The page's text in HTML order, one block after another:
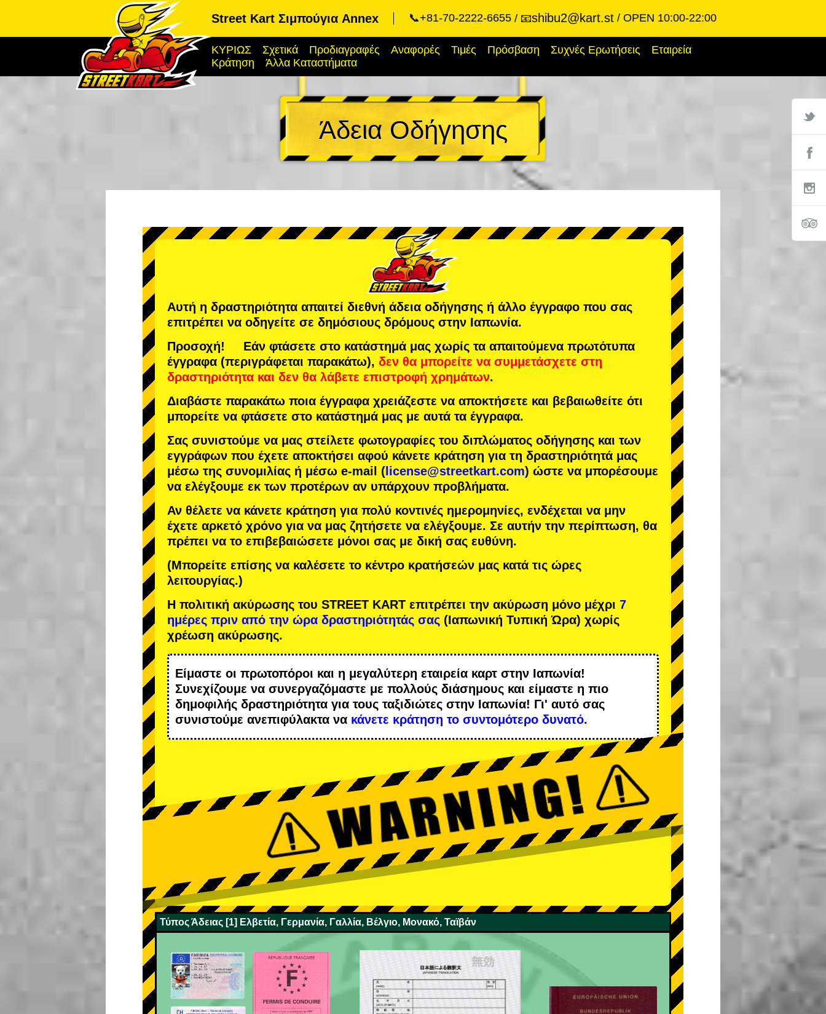
Street Kart Σιμπούγια Annex 📞+81-70-2222-6655 📧shibu2@kart.st OPEN 10:00-22:00
ΚΥΡΙΩΣ Σχετικά Προδιαγραφές Αναφορές Τιμές Πρόσβαση Συχνές Ερωτήσεις
Εταιρεία
Κράτηση
Άλλα Καταστήματα
Άδεια Οδήγησης
Αυτή η δραστηριότητα απαιτεί διεθνή άδεια οδήγησης ή άλλο έγγραφο που σας
επιτρέπει να οδηγείτε σε δημόσιους δρόμους στην Ιαπωνία.
Προσοχή! Εάν φτάσετε στο κατάστημά μας χωρίς τα απαιτούμενα πρωτότυπα
έγγραφα (περιγράφεται παρακάτω), δεν θα μπορείτε να συμμετάσχετε στη
δραστηριότητα και δεν θα λάβετε επιστροφή χρημάτων.
Διαβάστε παρακάτω ποια έγγραφα χρειάζεστε να αποκτήσετε και βεβαιωθείτε ότι
μπορείτε να φτάσετε στο κατάστημά μας με αυτά τα έγγραφα.
Σας συνιστούμε να μας στείλετε φωτογραφίες του διπλώματος οδήγησης και των
εγγράφων που έχετε αποκτήσει αφού κάνετε κράτηση για τη δραστηριότητά μας
μέσω της συνομιλίας ή μέσω e-mail ( license@streetkart.com) ώστε να μπορέσουμε
να ελέγξουμε εκ των προτέρων αν υπάρχουν προβλήματα.
Αν θέλετε να κάνετε κράτηση για πολύ κοντινές ημερομηνίες, ενδέχεται να μην
έχετε αρκετό χρόνο για να μας ζητήσετε να ελέγξουμε. Σε αυτήν την περίπτωση, θα
πρέπει να το επιβεβαιώσετε μόνοι σας με δική σας ευθύνη.
(Μπορείτε επίσης να καλέσετε το κέντρο κρατήσεών μας κατά τις ώρες
λειτουργίας.)
Η πολιτική ακύρωσης του STREET KART επιτρέπει την ακύρωση μόνο μέχρι 7
ημέρες πριν από την ώρα δραστηριότητάς σας (Ιαπωνική Τυπική Ώρα) χωρίς
χρέωση ακύρωσης.
Είμαστε οι πρωτοπόροι και η μεγαλύτερη εταιρεία καρτ στην Ιαπωνία!
Συνεχίζουμε να συνεργαζόμαστε με πολλούς διάσημους και είμαστε η πιο
δημοφιλής δραστηριότητα για τους ταξιδιώτες στην Ιαπωνία! Γι' αυτό σας
συνιστούμε ανεπιφύλακτα να κάνετε κράτηση το συντομότερο δυνατό.
Τύπος Άδειας [1] Ελβετία, Γερμανία, Γαλλία, Βέλγιο, Μονακό, Ταϊβάν